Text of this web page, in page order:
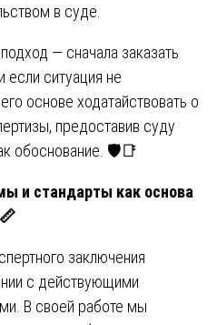
в суде.
— сначала заказать
ситуация не
основе ходатайствовать о
предоставив суду
обоснование. 🛡️📑
и стандарты как основа
заключения
с действующими
В своей работе мы